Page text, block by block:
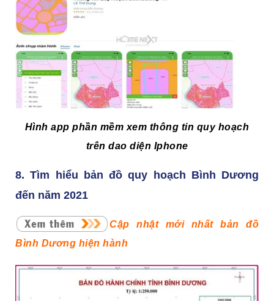
Hình app phần mềm xem thông tin quy hoạch
trên dao diện Iphone
8. Tìm hiểu bản đồ quy hoạch Bình Dương
đến năm 2021
Cập nhật mới nhất bản đồ
Bình Dương hiện hành